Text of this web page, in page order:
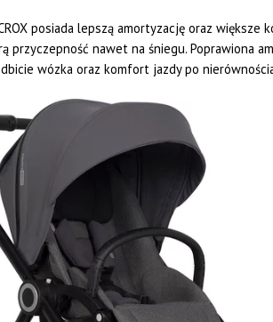
posiada lepszą amortyzację oraz większe
przyczepność nawet na śniegu. Poprawiona
wózka oraz komfort jazdy po